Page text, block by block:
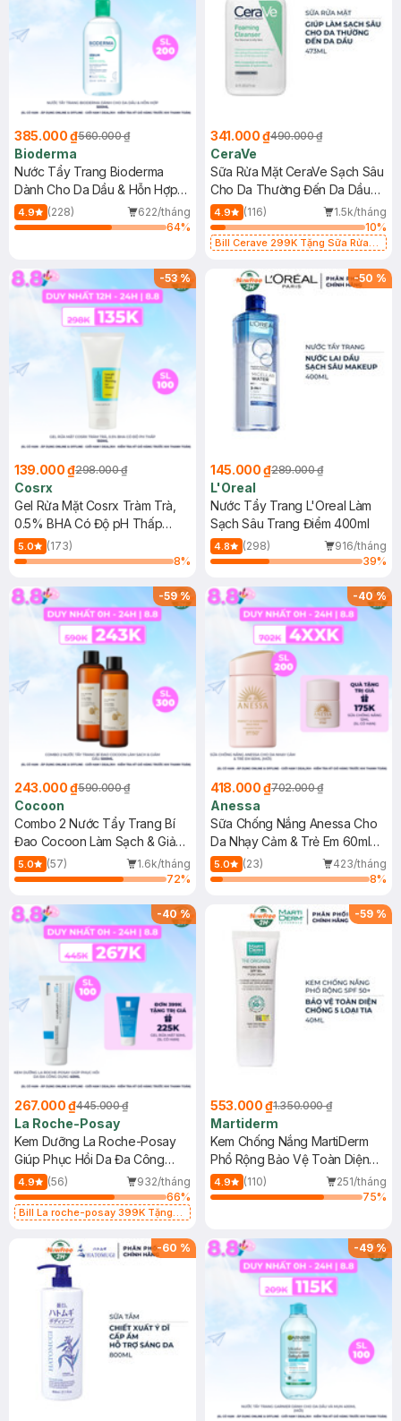
385.000 ₫560.000 ₫
Bioderma
Nước Tẩy Trang Bioderma
Dành Cho Da Dầu & Hỗn Hợp
500ml
4.9 (228)
622/tháng
64%
341.000 ₫490.000 ₫
CeraVe
Sữa Rửa Mặt CeraVe Sạch Sâu
Cho Da Thường Đến Da Dầu
473ml
4.9 (116)
1.5k/tháng
10%
Bill Cerave 299K Tặng Sữa Rửa
-53%
139.000 ₫298.000 ₫
Cosrx
Gel Rửa Mặt Cosrx Tràm Trà,
0.5% BHA Có Độ pH Thấp
150ml
5.0
(173)
8%
-50 %
145.000 ₫289.000 ₫
L'Oreal
Nước Tẩy Trang L'Oreal Làm
Sạch Sâu Trang Điểm 400ml
4.8 (298)
916/tháng
39%
-59%
243.000 ₫590.000 ₫
Cocoon
Combo 2 Nước Tẩy Trang Bí
Đao Cocoon Làm Sạch & Giảm
Dầu 500ml
5.0 (57)
1.6k/tháng
72%
-40%
418.000 ₫702.000 ₫
Anessa
Sữa Chống Nắng Anessa Cho
Da Nhạy Cảm & Trẻ Em 60ml
(Mới)
5.0 (23)
423/tháng
8%
-40%
267.000 ₫445.000 ₫
La Roche-Posay
Kem Dưỡng La Roche-Posay
Giúp Phục Hồi Da Đa Công
Dụng 40ml
4.9 (56)
932/tháng
66%
Bill La roche-posay 399K Tặng
(SL có hạn)
-59 %
553.000 ₫1.350.000 ₫
Martiderm
Kem Chống Nắng MartiDerm
Phổ Rộng Bảo Vệ Toàn Diện
40ml
4.9 (110)
251/tháng
75%
-60 % -49%